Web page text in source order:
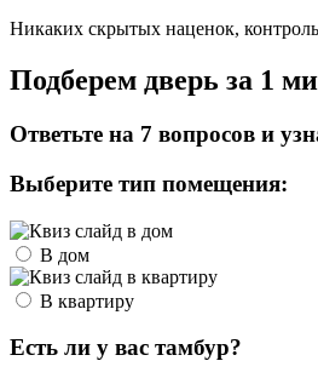
Никаких скрытых наценок, контроль
Подберем дверь за 1
Ответьте на 7 вопросов и
Выберите тип помещения:
В дом
В квартиру
Есть ли у вас тамбур?